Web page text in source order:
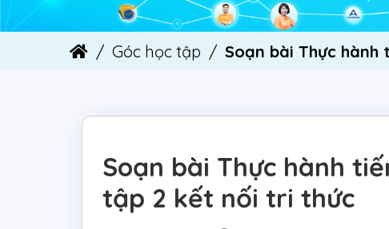
Góc học tập Soạn bài Thực
Soạn bài Thực hành
tập 2 kết nối tri thức